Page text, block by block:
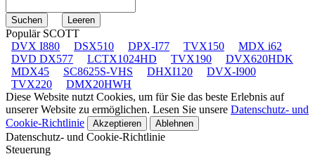
Populär SCOTT
DVX I880
DSX510 DPX-I77 TVX150
MDX i62
DVD DX577
LCTX1024HD TVX190
DVX620HDK
MDX45
SC8625S-VHS DHXI120
DVX-I900
TVX220
DMX20HWH
Diese Website nutzt Cookies, um für Sie das beste Erlebnis auf
unserer Website zu ermöglichen. Lesen Sie unsere Datenschutz- und
Cookie-Richtlinie
Akzeptieren Ablehnen
Datenschutz- und Cookie-Richtlinie
Steuerung